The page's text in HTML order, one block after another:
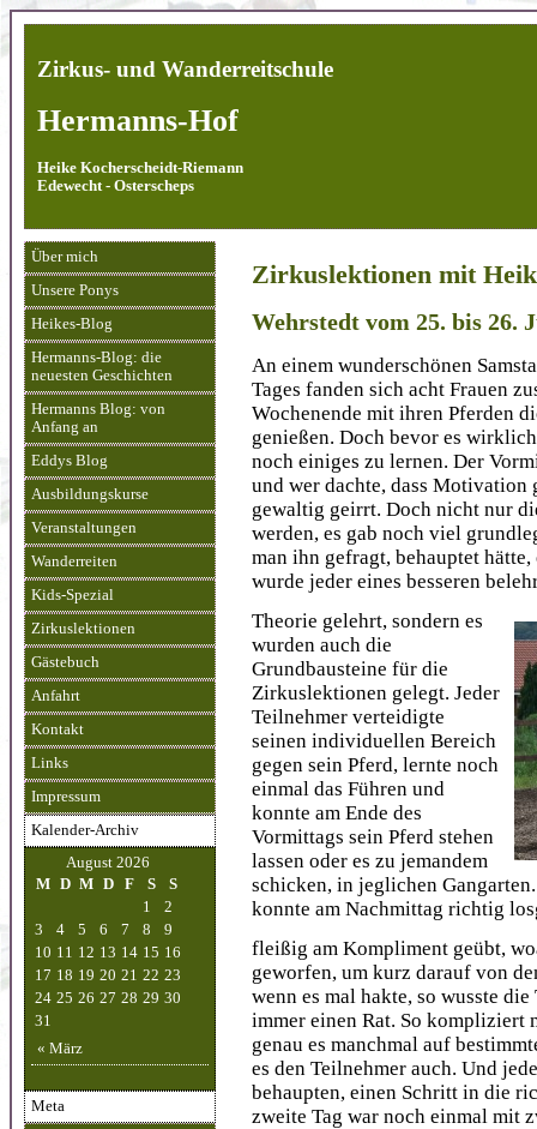
Zirkus- und Wanderreitschule
Hermanns-Hof
Heike Kocherscheidt-Riemann
Edewecht - Osterscheps
Über mich
Unsere Ponys
Heikes-Blog
Hermanns-Blog: die
neuesten Geschichten
Hermanns Blog: von
Anfang an
Eddys Blog
Ausbildungskurse
Veranstaltungen
Wanderreiten
Kids-Spezial
Zirkuslektionen
Gästebuch
Anfahrt
Kontakt
Links
Impressum
Kalender-Archiv
August 2026
M D M D F S
S
1
2
3
4 5 6 7 8
9
10 11 12 13 14 15 16
17 18 19 20 21 22 23
24 25 26 27 28 29 30
31
« März
Meta
Zirkuslektionen mit
Wehrstedt vom 25. bis 26.
An einem wunderschönen
Tages fanden sich acht Frauen
Wochenende mit ihren Pferden
genießen. Doch bevor es
noch einiges zu lernen. Der
und wer dachte, dass
gewaltig geirrt. Doch nicht nur
werden, es gab noch viel
man ihn gefragt, behauptet
wurde jeder eines besseren
Theorie gelehrt, sondern es
wurden auch die
Grundbausteine für die
Zirkuslektionen gelegt. Jeder
Teilnehmer verteidigte
seinen individuellen Bereich
gegen sein Pferd, lernte noch
einmal das Führen und
konnte am Ende des
Vormittags sein Pferd stehen
lassen oder es zu jemandem
schicken, in jeglichen
konnte am Nachmittag richtig
fleißig am Kompliment geübt,
geworfen, um kurz darauf von
wenn es mal hakte, so wusste
immer einen Rat. So kompliziert
genau es manchmal auf
es den Teilnehmer auch. Und
behaupten, einen Schritt in die
zweite Tag war noch einmal mit